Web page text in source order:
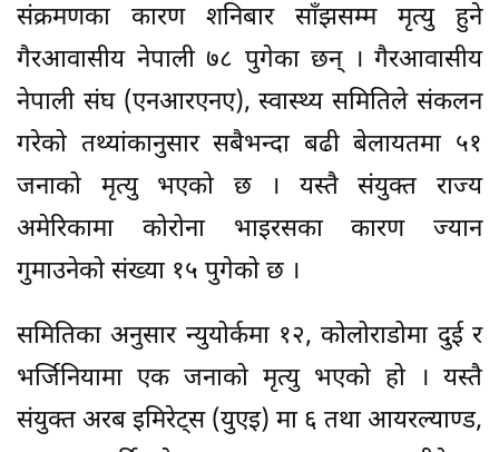
संक्रमणका कारण शनिबार साँझसम्म मृत्यु हुने
गैरआवासीय नेपाली ७८ पुगेका छन् । गैरआवासीय
नेपाली संघ (एनआरएनए), स्वास्थ्य समितिले संकलन
गरेको तथ्यांकानुसार सबैभन्दा बढी बेलायतमा ५१
जनाको मृत्यु भएको छ । यस्तै संयुक्त राज्य
अमेरिकामा कोरोना भाइरसका कारण ज्यान
गुमाउनेको संख्या १५ पुगेको छ ।
समितिका अनुसार न्युयोर्कमा १२, कोलोराडोमा दुई र
भर्जिनियामा एक जनाको मृत्यु भएको हो । यस्तै
संयुक्त अरब इमिरेट्स (युएइ) मा ६ तथा आयरल्याण्ड,